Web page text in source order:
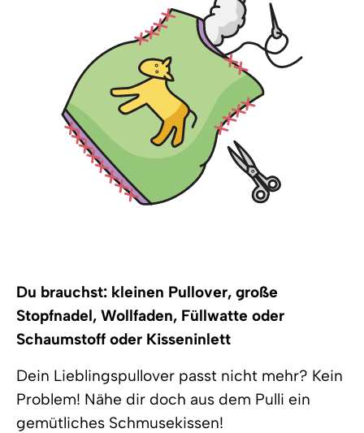
Du brauchst: kleinen Pullover, große
Stopfnadel, Wollfaden, Füllwatte oder
Schaumstoff oder Kisseninlett
Dein Lieblingspullover passt nicht mehr? Kein
Problem! Nähe dir doch aus dem Pulli ein
gemütliches Schmusekissen!